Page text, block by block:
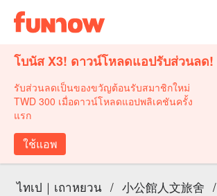
โบนัส X3! ดาวน์โหลดแอปรับส่วนลด!
รับส่วนลดเป็นของขวัญต้อนรับสมาชิกใหม่
TWD 300 เมื่อดาวน์โหลดแอปพลิเคชันครั้ง
แรก
ใช้แอพ
ไทเป｜เถาหยวน / 小公館人文旅舍 /